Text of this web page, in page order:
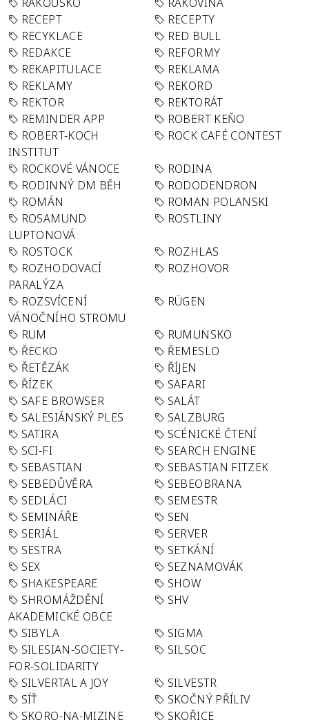
RECEPT
RECEPTY
RECYKLACE
RED BULL
REDAKCE
REFORMY
REKAPITULACE
REKLAMA
REKLAMY
REKORD
REKTOR
REKTORÁT
REMINDER APP
ROBERT KEŇO
ROBERT-KOCH
INSTITUT
ROCK CAFÉ CONTEST
ROCKOVÉ VÁNOCE
RODINA
RODINNÝ DM BĚH
RODODENDRON
ROMÁN
ROMAN POLANSKI
ROSAMUND
LUPTONOVÁ
ROSTLINY
ROSTOCK
ROZHLAS
ROZHODOVACÍ
PARALÝZA
ROZHOVOR
ROZSVÍCENÍ
VÁNOČNÍHO STROMU
RÜGEN
RUM
RUMUNSKO
ŘECKO
ŘEMESLO
ŘETĚZÁK
ŘÍJEN
ŘÍZEK
SAFARI
SAFE BROWSER
SALÁT
SALESIÁNSKÝ PLES
SALZBURG
SATIRA
SCÉNICKÉ ČTENÍ
SCI-FI
SEARCH ENGINE
SEBASTIAN
SEBASTIAN FITZEK
SEBEDŮVĚRA
SEBEOBRANA
SEDLÁCI
SEMESTR
SEMINÁŘE
SEN
SERIÁL
SERVER
SESTRA
SETKÁNÍ
SEX
SEZNAMOVÁK
SHAKESPEARE
SHOW
SHROMÁŽDĚNÍ
AKADEMICKÉ OBCE
SHV
SIBYLA
SIGMA
SILESIAN-SOCIETY-
FOR-SOLIDARITY
SILSOC
SILVERTAL A JOY
SILVESTR
SÍŤ
SKOČNÝ PŘÍLIV
SKORO-NA-MIZINE
SKOŘICE